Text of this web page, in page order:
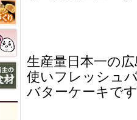
生産量日本一の
使いフレッシュ
バターケーキで